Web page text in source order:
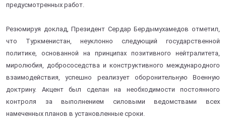
предусмотренных работ.
Резюмируя доклад, Президент Сердар Бердымухамедов отметил,
что Туркменистан, неуклонно следующий государственной
политике, основанной на принципах позитивного нейтралитета,
миролюбия, добрососедства и конструктивного международного
взаимодействия, успешно реализует оборонительную Военную
доктрину. Акцент был сделан на необходимости постоянного
контроля за выполнением силовыми ведомствами всех
намеченных планов в установленные сроки.